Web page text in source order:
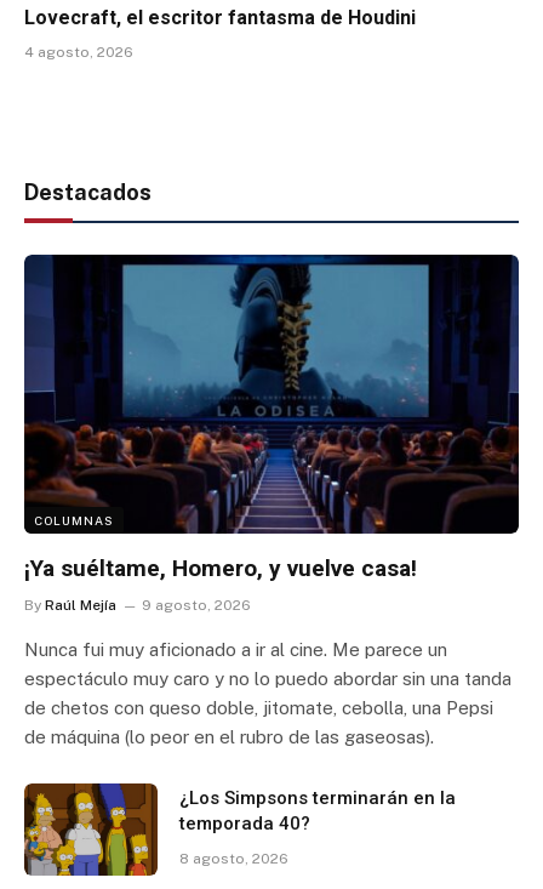
Lovecraft, el escritor fantasma de Houdini
4 agosto, 2026
Destacados
COLUMNAS
¡Ya suéltame, Homero, y vuelve casa!
By Raúl Mejía 9 agosto, 2026
Nunca fui muy aficionado a ir al cine. Me parece un
espectáculo muy caro y no lo puedo abordar sin una tanda
de chetos con queso doble, jitomate, cebolla, una Pepsi
de máquina (lo peor en el rubro de las gaseosas).
¿Los Simpsons terminarán en la
temporada 40?
8 agosto, 2026